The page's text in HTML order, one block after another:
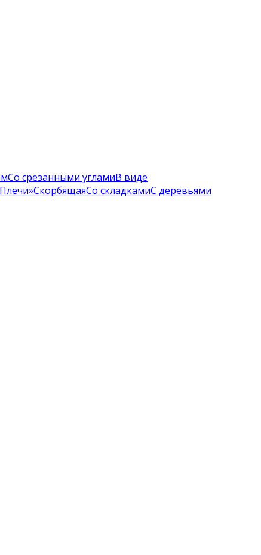
Со срезанными угламиВ виде
СкорбящаяСо складкамиС деревьями